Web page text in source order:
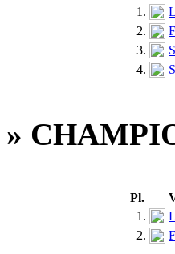
1.
2.
3.
4.
»
Pl.
1.
2.